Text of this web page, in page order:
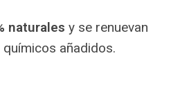
naturales y se renuevan
añadidos.